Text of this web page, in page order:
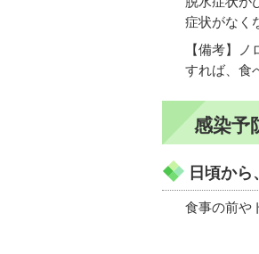
症状がなく
【備考】
すれば、食
感染予
日頃か
食事の前や